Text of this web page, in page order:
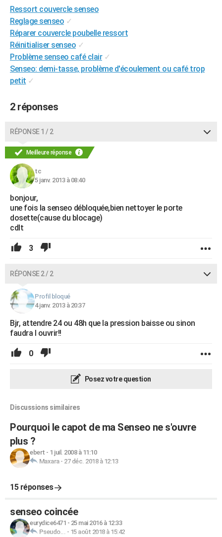
Destinations
City break
Voyage nature
Voyage de noces
Forum
Climat
PHOTO
GUIDES D'ACHAT
BONS PLANS
CARTE DE VOEUX
Dictionnaire
Biographies
Citations
Expressions
Proverbes
PROGRAMME TV
COPAINS D'AVANT
S'inscrire
Se connecter
Lycées
Collèges
Primaires
Universités
Entreprises
Service militaire
Avis de recherche
AVIS DE DÉCÈS
FORUM
Bricolage
Lifestyle
Culture
Sport
Auto
Television
Voyage
Cinema
Ressort couvercle senseo
Reglage senseo ✓
Réparer couvercle poubelle ressort
Réinitialiser senseo ✓
Problème senseo café clair ✓
Senseo: demi-tasse, problème d'écoulement ou café trop
petit ✓
2 réponses
RÉPONSE 1 / 2
Meilleure réponse
tc
5 janv. 2013 à 08:40
bonjour,
une fois la senseo débloquée,bien nettoyer le porte
dosette(cause du blocage)
cdlt
3
RÉPONSE 2 / 2
Profil bloqué
4 janv. 2013 à 20:37
Bjr, attendre 24 ou 48h que la pression baisse ou sinon
faudra l ouvrir!!
0
Posez votre question
Discussions similaires
Pourquoi le capot de ma Senseo ne s'ouvre
plus ?
ebert - 1 juil. 2008 à 11:10
Maxara- 27 déc. 2018 à 12:13
15 réponses
senseo coincée
eurydice6471 - 25 mai 2016 à 12:33
Pseudo... - 15 août 2018 à 15:42